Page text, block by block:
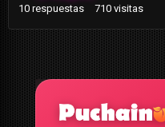
10 respuestas 710 visitas